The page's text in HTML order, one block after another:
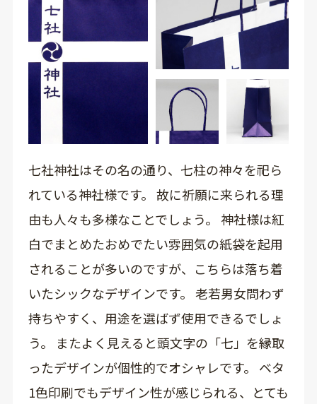
七社神社はその名の通り、七柱の神々を祀ら
れている神社様です。 故に祈願に来られる理
由も人々も多様なことでしょう。 神社様は紅
白でまとめたおめでたい雰囲気の紙袋を起用
されることが多いのですが、こちらは落ち着
いたシックなデザインです。 老若男女問わず
持ちやすく、用途を選ばず使用できるでしょ
う。 またよく見えると頭文字の「七」を縁取
ったデザインが個性的でオシャレです。 ベタ
1色印刷でもデザイン性が感じられる、とても